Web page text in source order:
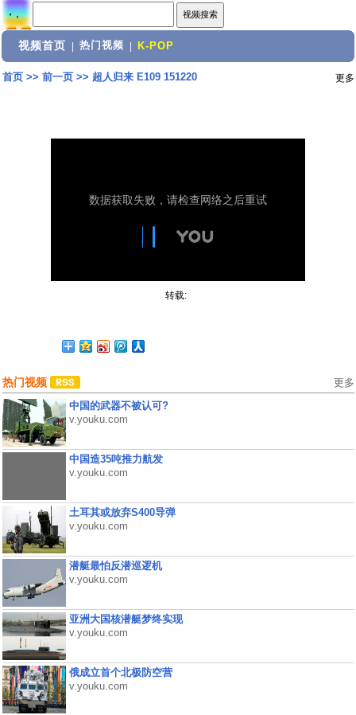
视频首页 热门视频 K-POP
首页>> 前一页>> 超人归来 E109 151220 更多
转载:
热门视频 更多
中国的武器不被认可?
v.youku.com
中国造35吨推力航发
v.youku.com
土耳其或放弃S400导弹
v.youku.com
潜艇最怕反潜巡逻机
v.youku.com
亚洲大国核潜艇梦终实现
v.youku.com
俄成立首个北极防空营
v.youku.com